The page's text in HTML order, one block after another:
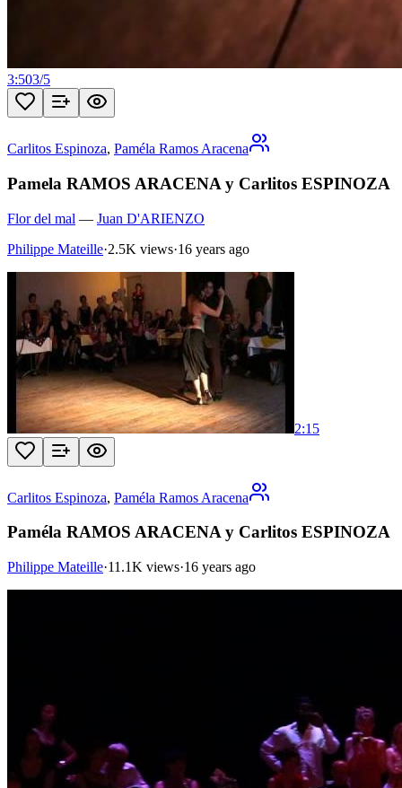
3:503/5
Carlitos Espinoza, Paméla Ramos Aracena
Pamela RAMOS ARACENA y Carlitos ESPINOZA
Flor del mal — Juan D'ARIENZO
Philippe Mateille·2.5K views·16 years ago
2:15
Carlitos Espinoza, Paméla Ramos Aracena
Paméla RAMOS ARACENA y Carlitos ESPINOZA
Philippe Mateille·11.1K views·16 years ago